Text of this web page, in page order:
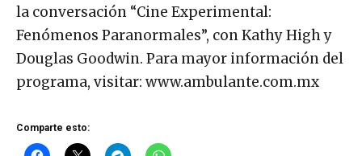
la conversación “Cine Experimental:
Fenómenos Paranormales”, con Kathy High y
Douglas Goodwin. Para mayor información del
programa, visitar: www.ambulante.com.mx
Comparte esto: